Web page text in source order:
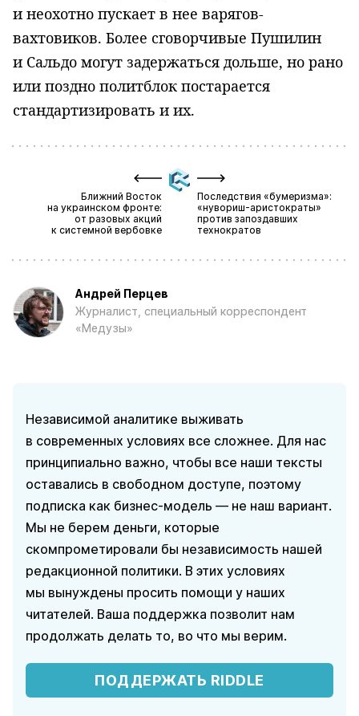
и неохотно пускает в нее варягов-
вахтовиков. Более сговорчивые Пушилин
и Сальдо могут задержаться дольше, но рано
или поздно политблок постарается
стандартизировать и их.
Ближний Восток
на украинском фронте:
от разовых акций
к системной вербовке
Последствия «бумеризма»:
«нувориш-аристократы»
против запоздавших
технократов
Андрей Перцев
Журналист, специальный корреспондент
«Медузы»
Независимой аналитике выживать
в современных условиях все сложнее. Для нас
принципиально важно, чтобы все наши тексты
оставались в свободном доступе, поэтому
подписка как бизнес-модель — не наш вариант.
Мы не берем деньги, которые
скомпрометировали бы независимость нашей
редакционной политики. В этих условиях
мы вынуждены просить помощи у наших
читателей. Ваша поддержка позволит нам
продолжать делать то, во что мы верим.
ПОДДЕРЖАТЬ RIDDLE